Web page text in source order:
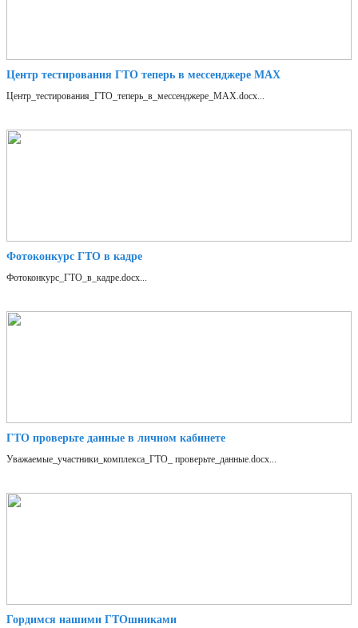
Центр тестирования ГТО теперь в мессенджере MAX
Центр_тестирования_ГТО_теперь_в_мессенджере_MAX.docx...
Фотоконкурс ГТО в кадре
Фотоконкурс_ГТО_в_кадре.docx...
ГТО проверьте данные в личном кабинете
Уважаемые_участники_комплекса_ГТО_ проверьте_данные.docx...
Гордимся нашими ГТОшниками